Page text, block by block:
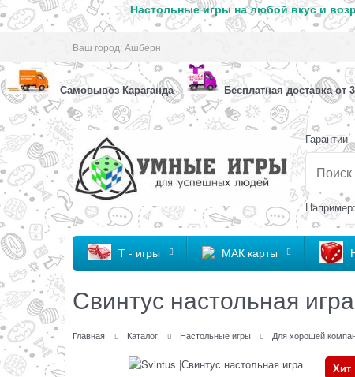
Настольные игры на любой вкус и
Ваш город:Ашберн
Самовывоз Караганда Бесплатная доставка от
Гарантии
Т - игры МАК карты
Свинтус настольная игра
Главная Каталог Настольные игры Для хорошей
Хит